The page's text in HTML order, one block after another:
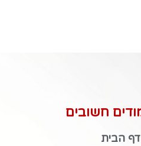
חשובים
דף הבית